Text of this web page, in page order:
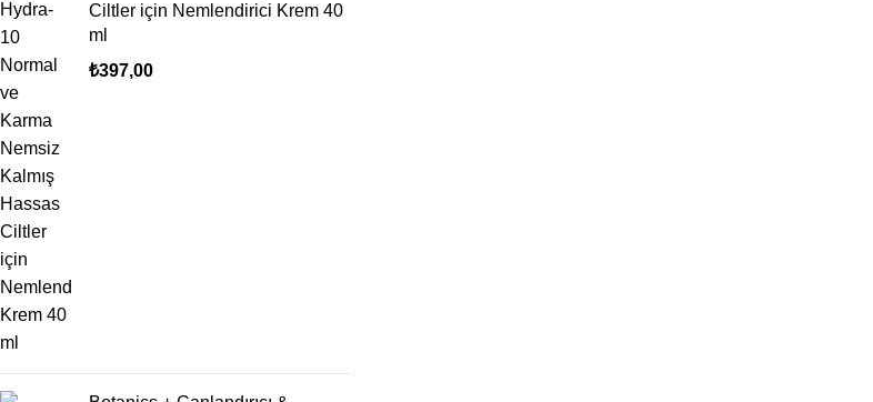
Ciltler için Nemlendirici Krem 40
ml
₺397,00